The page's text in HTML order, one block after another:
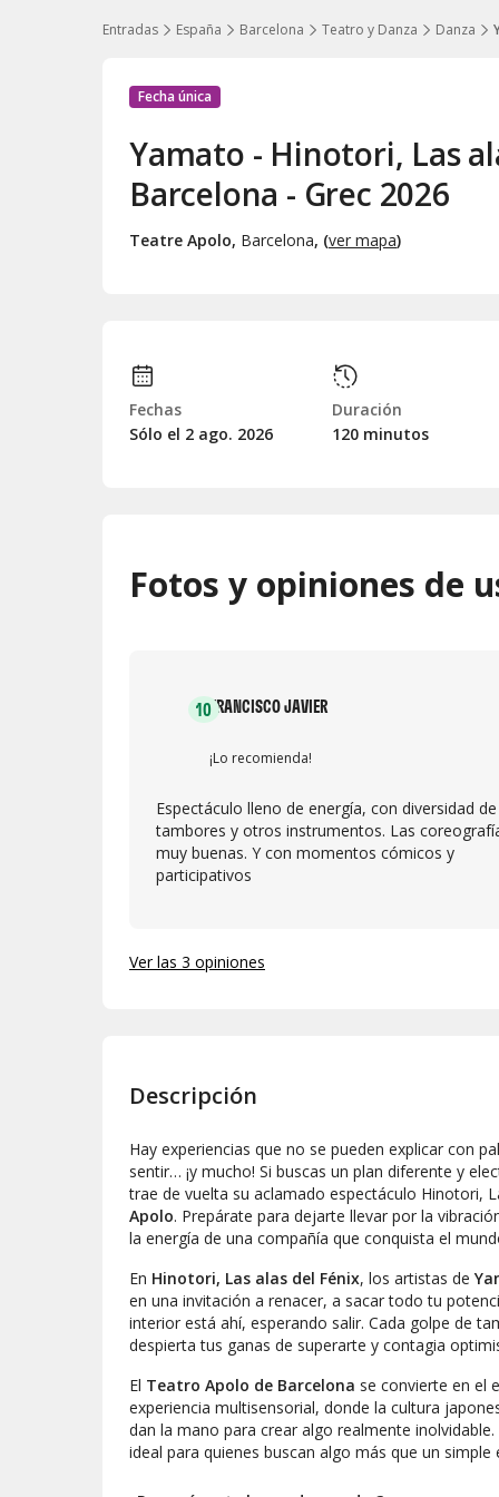
Entradas España Barcelona Teatro y Danza Danza
Fecha única
Yamato - Hinotori, Las
Barcelona - Grec 2026
Teatre Apolo, Barcelona, (ver mapa)
Fechas
Sólo el 2 ago. 2026
Duración
120 minutos
Fotos y opiniones de
10FRANCISCO JAVIER
¡Lo recomienda!
Espectáculo lleno de energía, con diversidad de
tambores y otros instrumentos. Las
muy buenas. Y con momentos cómicos y
participativos
Ver las 3 opiniones
Descripción
Hay experiencias que no se pueden explicar con
sentir… ¡y mucho! Si buscas un plan diferente y
trae de vuelta su aclamado espectáculo Hinotori,
Apolo. Prepárate para dejarte llevar por la
la energía de una compañía que conquista el
En Hinotori, Las alas del Fénix, los artistas de
en una invitación a renacer, a sacar todo tu
interior está ahí, esperando salir. Cada golpe de
despierta tus ganas de superarte y contagia
El Teatro Apolo de Barcelona se convierte en el
experiencia multisensorial, donde la cultura
dan la mano para crear algo realmente
ideal para quienes buscan algo más que un simple